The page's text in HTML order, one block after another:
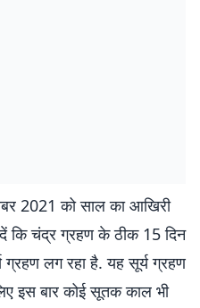
2021 को साल का आखिरी
कि चंद्र ग्रहण के ठीक 15 दिन
ग्रहण लग रहा है. यह सूर्य ग्रहण
इस बार कोई सूतक काल भी